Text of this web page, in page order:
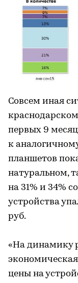
Совсем иная
первых 9
к
планшетов
натуральном,
на 31% и 34%
устройства
руб.
«На динамику
цены на